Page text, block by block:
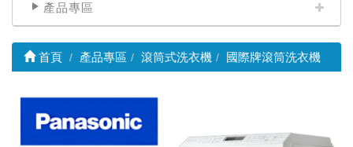
產品專區
首頁 產品專區 滾筒式洗衣機 國際牌滾筒洗衣機